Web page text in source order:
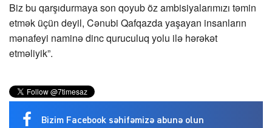
Biz bu qarşıdurmaya son qoyub öz ambisiyalarımızı təmin
etmək üçün deyil, Cənubi Qafqazda yaşayan insanların
mənafeyi naminə dinc quruculuq yolu ilə hərəkət
etməliyik”.
Bizim Facebook səhifəmizə abunə olun